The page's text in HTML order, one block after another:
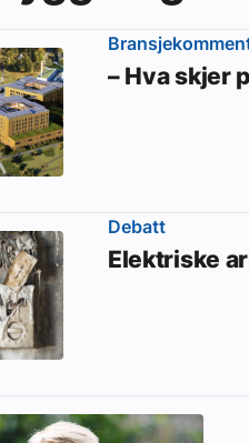
– Hva skjer
Debatt
Elektriske